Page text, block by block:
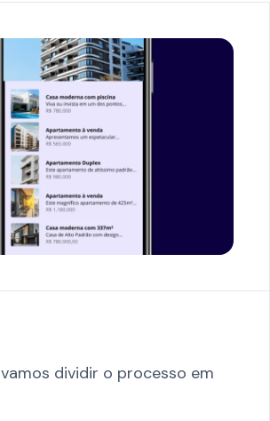
dividir o processo em